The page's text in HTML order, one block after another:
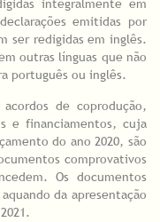
integralmente em
emitidas por
ser redigidas em inglês.
outras línguas que não
português ou inglês.
de coprodução,
e financiamentos, cuja
do ano 2020, são
comprovativos
Os documentos
da apresentação